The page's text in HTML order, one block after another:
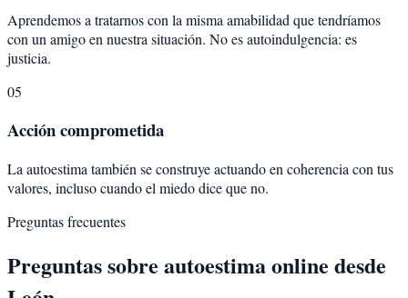
Aprendemos a tratarnos con la misma amabilidad que tendríamos
con un amigo en nuestra situación. No es autoindulgencia: es
justicia.
05
Acción comprometida
La autoestima también se construye actuando en coherencia con tus
valores, incluso cuando el miedo dice que no.
Preguntas frecuentes
Preguntas sobre autoestimaonline desde